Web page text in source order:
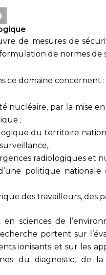
de mesures de
de normes de
ce domaine concernent :
nucléaire, par la mise
;
du territoire
radiologiques et
politique nationale
des travailleurs, des
en sciences de
portent sur
ionisants et sur les
du diagnostic, de